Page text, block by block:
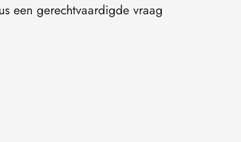
een gerechtvaardigde vraag